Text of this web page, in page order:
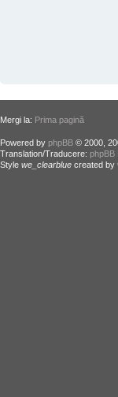
Mergi la: Prima pagină
Powered by phpBB © 2000,
Translation/Traducere: phpBB
Style we_clearblue created by